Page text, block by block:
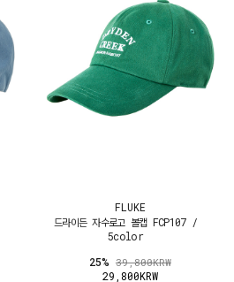
FLUKE
드라이든 자수로고 볼캡 FCP107 /
5color
25% 39,800KRW
29,800KRW